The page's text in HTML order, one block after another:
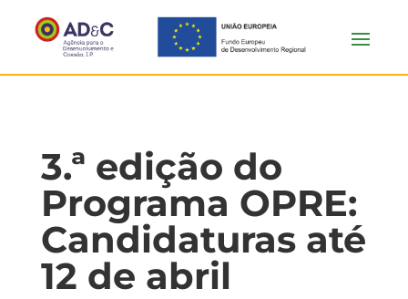
3.ª edição do
Programa OPRE:
Candidaturas até
12 de abril